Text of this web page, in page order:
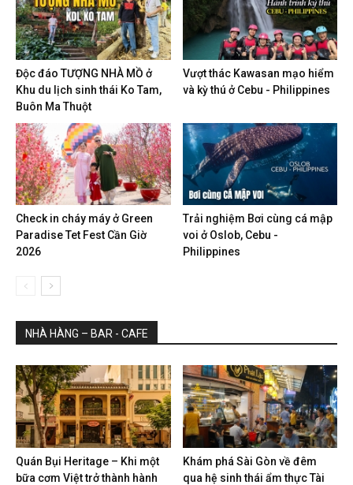
Độc đáo TƯỢNG NHÀ MỒ ở
Khu du lịch sinh thái Ko Tam,
Buôn Ma Thuột
Vượt thác Kawasan mạo hiểm
và kỳ thú ở Cebu - Philippines
Check in cháy máy ở Green
Paradise Tet Fest Cần Giờ
2026
Trải nghiệm Bơi cùng cá mập
voi ở Oslob, Cebu -
Philippines
NHÀ HÀNG – BAR - CAFE
Quán Bụi Heritage – Khi một
bữa cơm Việt trở thành hành
Khám phá Sài Gòn về đêm
qua hệ sinh thái ẩm thực Tài